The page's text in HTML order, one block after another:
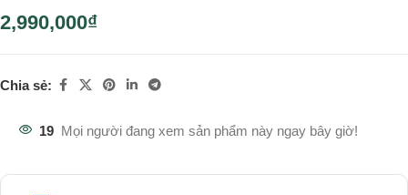
2,990,000₫
Chia sẻ:
19 Mọi người đang xem sản phẩm này ngay bây giờ!